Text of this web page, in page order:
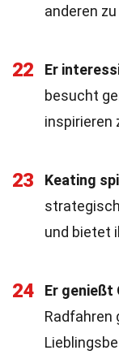
anderen
22 Er
besucht
inspirieren
23 Keating
und bietet
24 Er
Radfahren